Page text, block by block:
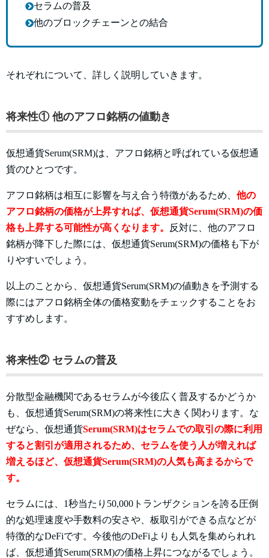
セラムの普及
他のブロックチェーンとの結合
それぞれについて、詳しく説明していきます。
将来性① 他のアフロ銘柄の値動き
仮想通貨Serum(SRM)は、アフロ銘柄と呼ばれている仮想通
貨のひとつです。
アフロ銘柄は相互に影響を与え合う特徴があるため、 他の
アフロ銘柄の価格が上昇すれば、仮想通貨Serum(SRM)の価
格も上昇する可能性が高くなります。
反対に、他のアフロ
銘柄が降下した際には、仮想通貨Serum(SRM)の価格も下が
りやすいでしょう。
以上のことから、仮想通貨Serum(SRM)の値動きを予測する
際にはアフロ銘柄全体の価格変動をチェックすることをお
すすめします。
将来性② セラムの普及
分散型金融機関であるセラムが今後広く普及するかどうか
も、仮想通貨Serum(SRM)の将来性に大きく関わります。な
ぜなら、仮想通貨Serum(SRM)はセラムでの取引の際に利用
すると割引が適用されるため、セラムを使う人が増えれば
増えるほど、仮想通貨Serum(SRM)の人気も高まるからで
す。
セラムには、1秒当たり50,000トランザクションを誇る圧倒
的な処理速度や手数料の安さや、板取引ができる点などが
特徴的なDeFiです。今後他のDeFiよりも人気を集められれ
ば、 仮想通貨Serum(SRM)の価格上昇につながるでしょう。